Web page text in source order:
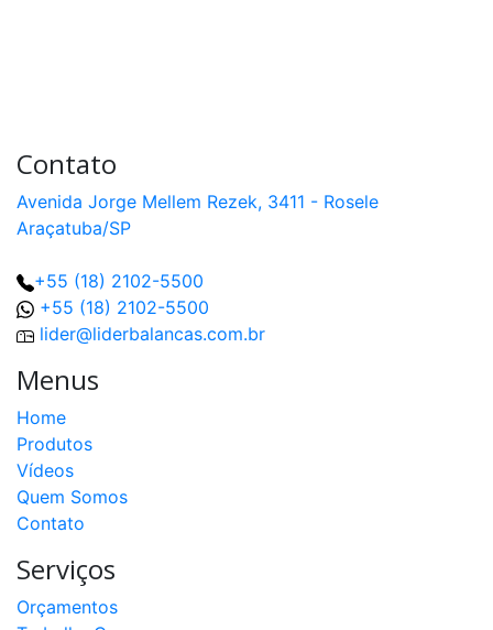
Contato
Avenida Jorge Mellem Rezek, 3411 - Rosele
Araçatuba/SP
+55 (18) 2102-5500
+55 (18) 2102-5500
lider@liderbalancas.com.br
Menus
Home
Produtos
Vídeos
Quem Somos
Contato
Serviços
Orçamentos